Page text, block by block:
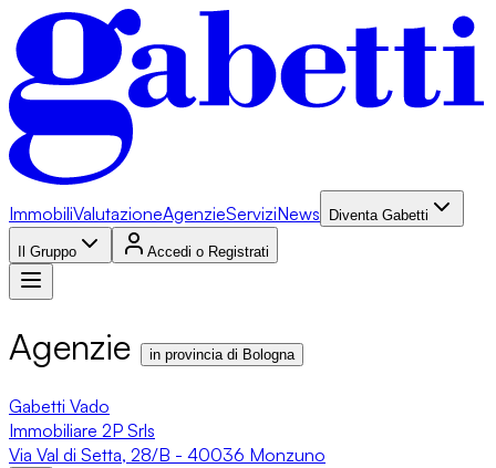
ImmobiliValutazioneAgenzieServiziNews Diventa Gabetti
Il Gruppo Accedi o Registrati
Agenzie in provincia di Bologna
Gabetti Vado
Immobiliare 2P Srls
Via Val di Setta, 28/B - 40036 Monzuno